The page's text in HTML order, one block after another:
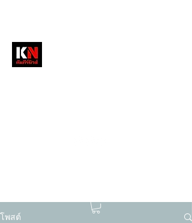
โพสต์